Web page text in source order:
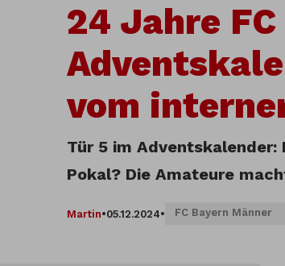
24 Jahre
vom
Tür 5 im Adventskalender:
Pokal? Die Amateure
Martin•05.12.2024• FC Bayern Männer